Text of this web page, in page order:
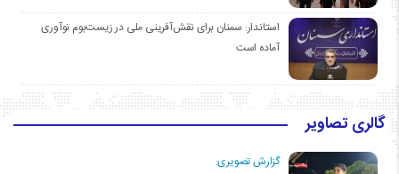
استاندار: سمنان برای نقش‌آفرینی ملی در زیست‌بوم نوآوری
آماده است
گالری تصاویر
گزارش تصویری: